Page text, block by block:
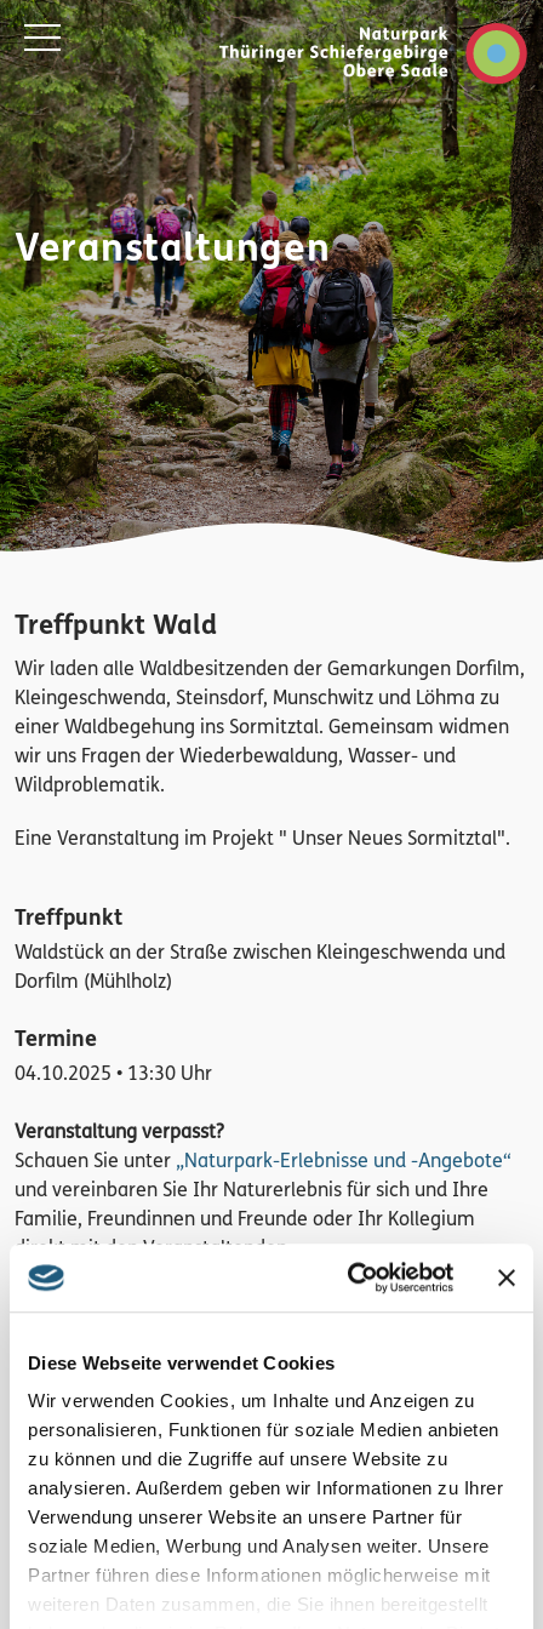
Diese Webseite verwendet Cookies
Wir verwenden Cookies, um Inhalte und Anzeigen zu
personalisieren, Funktionen für soziale Medien anbieten
zu können und die Zugriffe auf unsere Website zu
analysieren. Außerdem geben wir Informationen zu Ihrer
Verwendung unserer Website an unsere Partner für
soziale Medien, Werbung und Analysen weiter. Unsere
Partner führen diese Informationen möglicherweise mit
weiteren Daten zusammen, die Sie ihnen bereitgestellt
Veranstaltungen
Treffpunkt Wald
Wir laden alle Waldbesitzenden der Gemarkungen Dorfilm,
Kleingeschwenda, Steinsdorf, Munschwitz und Löhma zu
einer Waldbegehung ins Sormitztal. Gemeinsam widmen
wir uns Fragen der Wiederbewaldung, Wasser- und
Wildproblematik.
Eine Veranstaltung im Projekt " Unser Neues Sormitztal".
Treffpunkt
Waldstück an der Straße zwischen Kleingeschwenda und
Dorfilm (Mühlholz)
Termine
04.10.2025 • 13:30 Uhr
Veranstaltung verpasst?
Schauen Sie unter „Naturpark-Erlebnisse und -Angebote“
und vereinbaren Sie Ihr Naturerlebnis für sich und Ihre
Familie, Freundinnen und Freunde oder Ihr Kollegium
direkt mit den Veranstaltenden.
Ursprung des Blauen Goldes
Kosten pro Person
kostenfrei
Anmeldung
Ohne Anmeldung! Kommen Sie einfach dazu!
Veranstalter*in